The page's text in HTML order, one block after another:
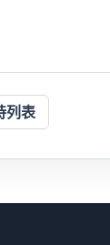
列表